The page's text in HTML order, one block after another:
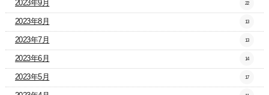
2023年9月 22
2023年8月 13
2023年7月 13
2023年6月 14
2023年5月 17